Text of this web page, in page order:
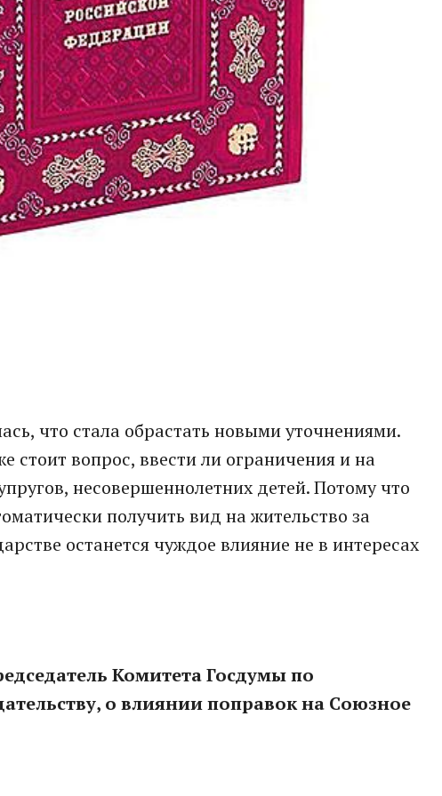
что стала обрастать новыми уточнениями.
стоит вопрос, ввести ли ограничения и на
несовершеннолетних детей. Потому что
получить вид на жительство за
останется чуждое влияние не в интересах
Комитета Госдумы по
о влиянии поправок на Союзное